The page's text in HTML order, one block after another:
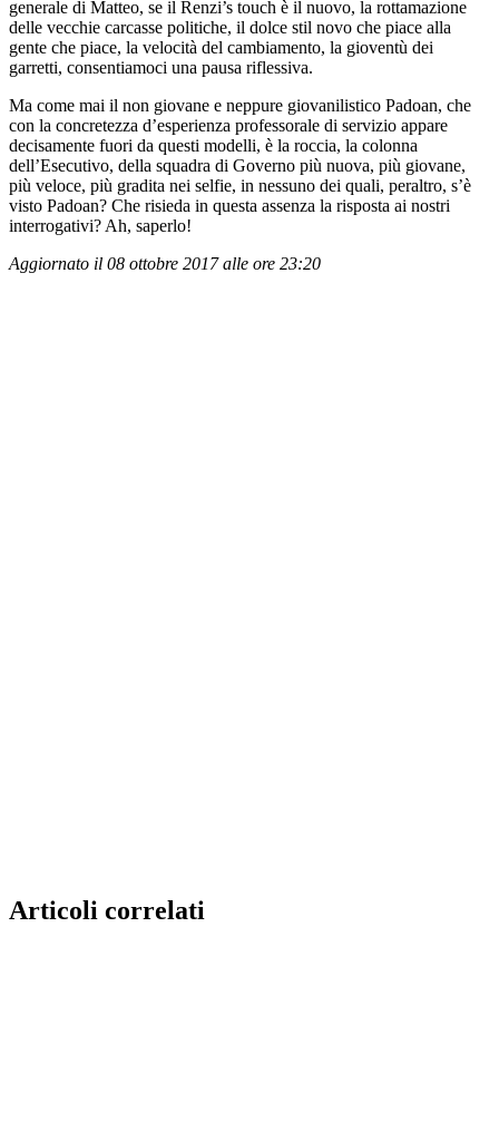
generale di Matteo, se il Renzi’s touch è il nuovo, la rottamazione
delle vecchie carcasse politiche, il dolce stil novo che piace alla
gente che piace, la velocità del cambiamento, la gioventù dei
garretti, consentiamoci una pausa riflessiva.
Ma come mai il non giovane e neppure giovanilistico Padoan, che
con la concretezza d’esperienza professorale di servizio appare
decisamente fuori da questi modelli, è la roccia, la colonna
dell’Esecutivo, della squadra di Governo più nuova, più giovane,
più veloce, più gradita nei selfie, in nessuno dei quali, peraltro, s’è
visto Padoan? Che risieda in questa assenza la risposta ai nostri
interrogativi? Ah, saperlo!
Aggiornato il 08 ottobre 2017 alle ore 23:20
Articoli correlati